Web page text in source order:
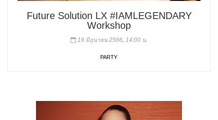
Future Solution LX #IAMLEGENDARY
Workshop
19 มิถุนายน 2566, 14:00 น.
PARTY